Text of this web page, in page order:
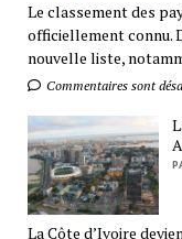
Le classement des
officiellement connu.
nouvelle liste,
Commentaires sont
La Côte d’Ivoire